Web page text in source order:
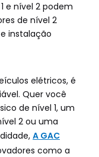
e nível 2 podem
de nível 2
instalação
elétricos, é
Quer você
de nível 1, um
2 ou uma
A GAC
como a